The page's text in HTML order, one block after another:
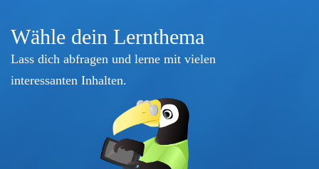
Wähle dein Lernthema
Lass dich abfragen und lerne mit vielen
interessanten Inhalten.